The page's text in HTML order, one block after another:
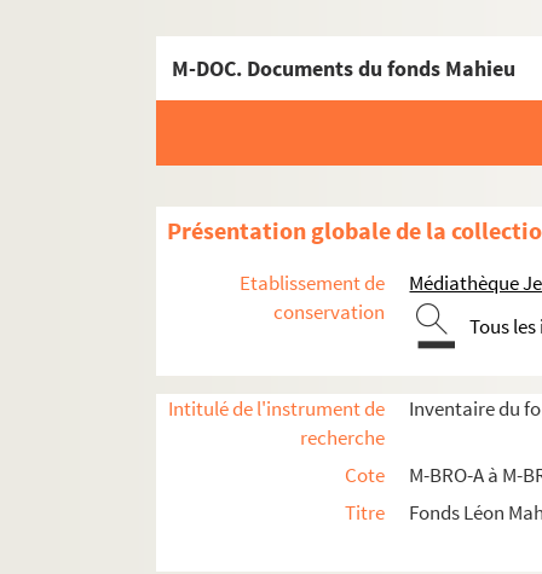
M-DOC. Documents du fonds Mahieu
Présentation globale de la
Etablissement de
conservation
Médiathèque
Tous
Intitulé de l'instrument de
recherche
Inventaire du
Cote
M-BRO-A à M-
Titre
Fonds Léon